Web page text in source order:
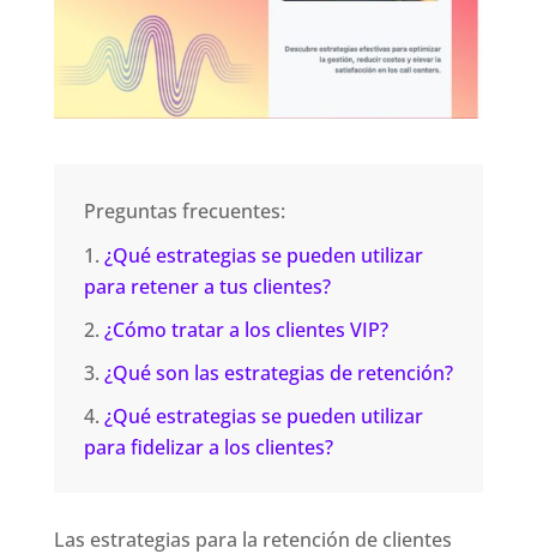
Preguntas frecuentes:
¿Qué estrategias se pueden utilizar
para retener a tus clientes?
¿Cómo tratar a los clientes VIP?
¿Qué son las estrategias de retención?
¿Qué estrategias se pueden utilizar
para fidelizar a los clientes?
Las estrategias para la retención de clientes